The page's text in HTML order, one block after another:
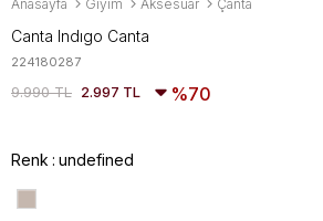
Anasayfa Giyim Aksesuar Çanta
Canta Indıgo Canta
224180287
9.990 TL 2.997 TL 70
Renk undefined